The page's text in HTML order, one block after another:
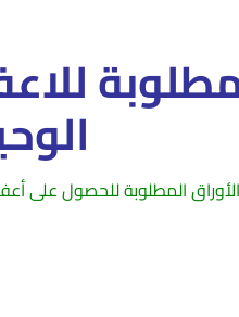
الأوراق المطلوبة للحصول على